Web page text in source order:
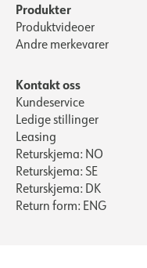
Produkter
Produktvideoer
Andre merkevarer
Kontakt oss
Kundeservice
Ledige stillinger
Leasing
Returskjema: NO
Returskjema: SE
Returskjema: DK
Return form: ENG